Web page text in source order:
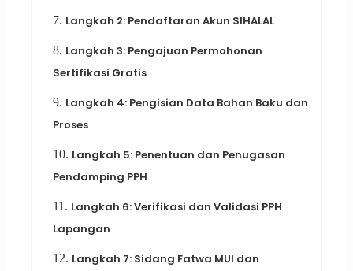
7. Langkah 2: Pendaftaran Akun SIHALAL
8. Langkah 3: Pengajuan Permohonan
Sertifikasi Gratis
9. Langkah 4: Pengisian Data Bahan Baku dan
Proses
10. Langkah 5: Penentuan dan Penugasan
Pendamping PPH
11. Langkah 6: Verifikasi dan Validasi PPH
Lapangan
12. Langkah 7: Sidang Fatwa MUI dan